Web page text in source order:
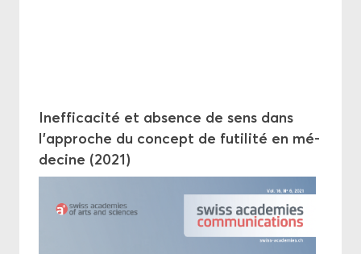
In­ef­fi­ca­ci­té et ab­sence de sens dans
l’ap­proche du concept de fu­ti­li­té en mé­
de­cine (2021)